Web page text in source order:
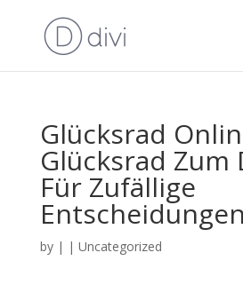
Glücksrad
Glücksrad Zum
Für Zufällige
by | | Uncategorized